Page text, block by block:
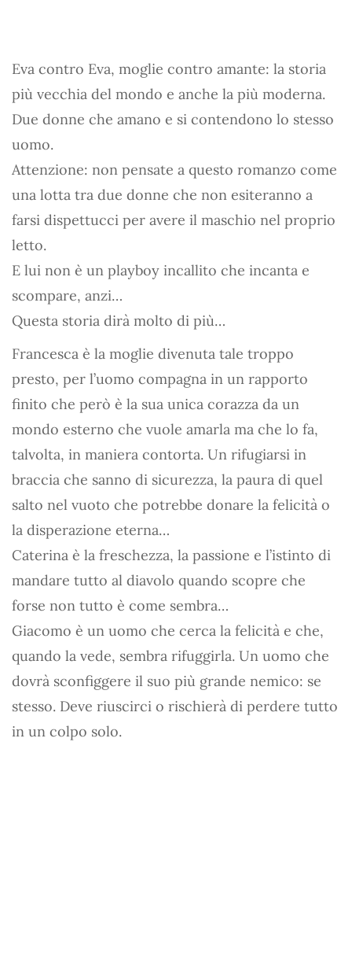
Eva contro Eva, moglie contro amante: la storia
più vecchia del mondo e anche la più moderna.
Due donne che amano e si contendono lo stesso
uomo.
Attenzione: non pensate a questo romanzo come
una lotta tra due donne che non esiteranno a
farsi dispettucci per avere il maschio nel proprio
letto.
E lui non è un playboy incallito che incanta e
scompare, anzi…
Questa storia dirà molto di più…
Francesca è la moglie divenuta tale troppo
presto, per l’uomo compagna in un rapporto
finito che però è la sua unica corazza da un
mondo esterno che vuole amarla ma che lo fa,
talvolta, in maniera contorta. Un rifugiarsi in
braccia che sanno di sicurezza, la paura di quel
salto nel vuoto che potrebbe donare la felicità o
la disperazione eterna…
Caterina è la freschezza, la passione e l’istinto di
mandare tutto al diavolo quando scopre che
forse non tutto è come sembra…
Giacomo è un uomo che cerca la felicità e che,
quando la vede, sembra rifuggirla. Un uomo che
dovrà sconfiggere il suo più grande nemico: se
stesso. Deve riuscirci o rischierà di perdere tutto
in un colpo solo.